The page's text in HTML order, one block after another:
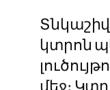
կտրոն